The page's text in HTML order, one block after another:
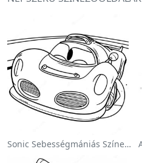
Sonic Sebességmániás Színezőlap